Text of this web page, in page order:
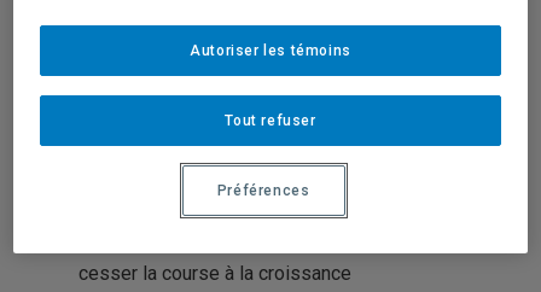
« Après
son entrevue avec Luc Ferry, qui pourfendait
conversation sur le sujet avec le professeur
à HEC MontréalYves-Marie Abraham,
membre du groupe de recherche sur la
décroissance Polémos. L’invité donne trois
cesser la course à la croissance
Tout refuser
Autoriser les témoins
Préférences